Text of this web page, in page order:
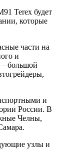
Terex будет
которые
части на
и
– большой
и
России. В
Челны,
узлы и